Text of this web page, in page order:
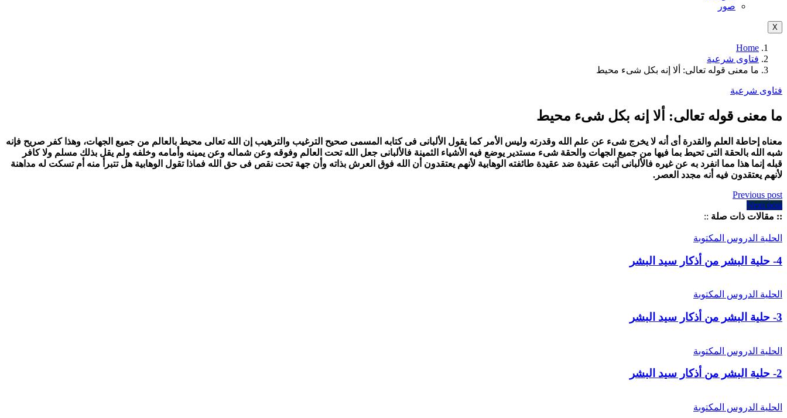
صور
X
Home
فتاوى شرعية
ما معنى قوله تعالى: ألا إنه بكل شىء محيط
فتاوى شرعية
ما معنى قوله تعالى: ألا إنه بكل شىء محيط
معناه إحاطة العلم والقدرة أى أنه لا يخرج شىء عن علم الله وقدرته وليس الأمر كما يقول الألبانى فى كتابه المسمى صحيح الترغيب والترهيب إن الله تعالى محيط بالعالم من جميع الجهات، وهذا كفر صريح فإنه
شبه الله بالحقة التى تحيط بما فيها من جميع الجهات والحقة شىء مستدير يوضع فيه الأشياء الثمينة فالألبانى جعل الله تحت العالم وفوقه وعن شماله وعن يمينه وأمامه وخلفه ولم يقل بذلك مسلم ولا كافر
قبله إنما هذا مما انفرد به عن غيره فالألبانى أثبت عقيدة ضد عقيدة طائفته الوهابية لأنهم يعتقدون أن الله فوق العرش بذاته وأن جهة تحت نقص فى حق الله فماذا تقول الوهابية هل تتبرأ منه أم تسكت له مداهنة
لأنهم يعتقدون فيه أنه مجدد العصر.
Previous post
Next post
:: مقالات ذات صلة ::
الحلية الدروس المكتوبة
4- حلية البشر من أذكار سيد البشر
الحلية الدروس المكتوبة
3- حلية البشر من أذكار سيد البشر
الحلية الدروس المكتوبة
2- حلية البشر من أذكار سيد البشر
الحلية الدروس المكتوبة